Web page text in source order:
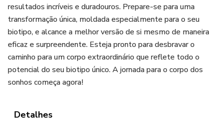
resultados incríveis e duradouros. Prepare-se para uma
transformação única, moldada especialmente para o seu
biotipo, e alcance a melhor versão de si mesmo de maneira
eficaz e surpreendente. Esteja pronto para desbravar o
caminho para um corpo extraordinário que reflete todo o
potencial do seu biotipo único. A jornada para o corpo dos
sonhos começa agora!
Detalhes